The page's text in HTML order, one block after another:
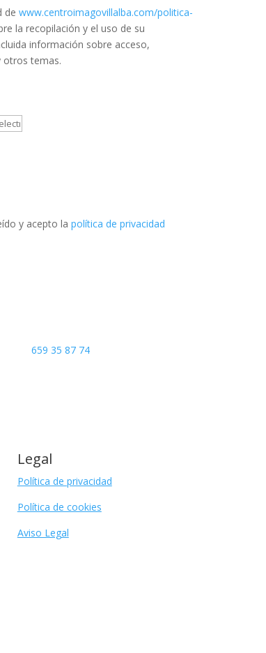
de www.centroimagovillalba.com/politica-
la recopilación y el uso de su
información sobre acceso,
otros temas.
y acepto lapolítica de privacidad
659 35 87 74
Legal
Política de privacidad
Política de cookies
Aviso Legal